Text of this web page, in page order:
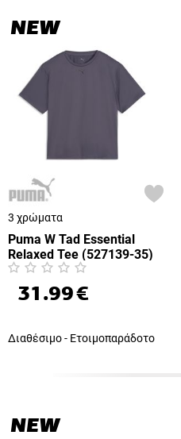
NEW
3 χρώματα
Puma W Tad Essential
Relaxed Tee (527139-35)
31.99€
Διαθέσιμο - Ετοιμοπαράδοτο
NEW